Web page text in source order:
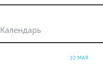
Календарь
10 МАЯ